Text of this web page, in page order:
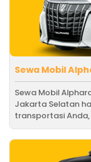
Sewa Mobil
Sewa Mobil
Jakarta Selatan
transportasi